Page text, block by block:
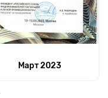
Март 2023